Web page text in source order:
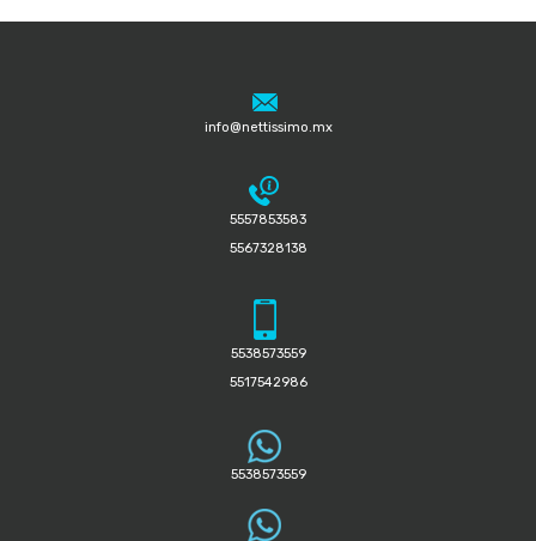
info@nettissimo.mx
5557853583
5567328138
5538573559
5517542986
5538573559